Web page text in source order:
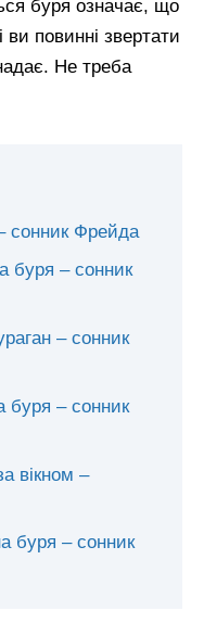
буря означає, що
повинні звертати
Не треба
сонник Фрейда
буря – сонник
– сонник
буря – сонник
вікном –
буря – сонник